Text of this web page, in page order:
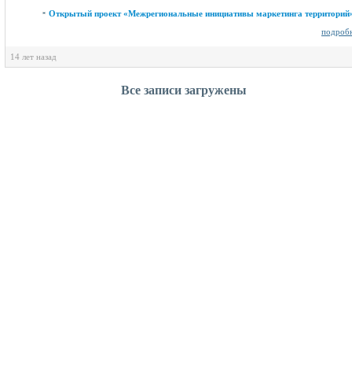
Открытый проект «Межрегиональные инициативы маркетинга
14 лет назад
Все записи загружены